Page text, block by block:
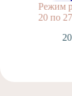
Режим
20 по